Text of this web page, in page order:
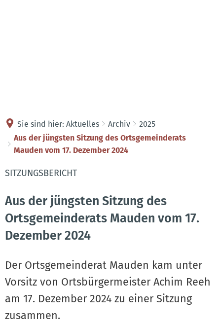
Sie sind hier: Aktuelles Archiv
2025
Aus der jüngsten Sitzung des Ortsgemeinderats
Mauden vom 17. Dezember 2024
SITZUNGSBERICHT
Aus der jüngsten Sitzung des
Ortsgemeinderats Mauden vom 17.
Dezember 2024
Der Ortsgemeinderat Mauden kam unter
Vorsitz von Ortsbürgermeister Achim Reeh
am 17. Dezember 2024 zu einer Sitzung
zusammen.